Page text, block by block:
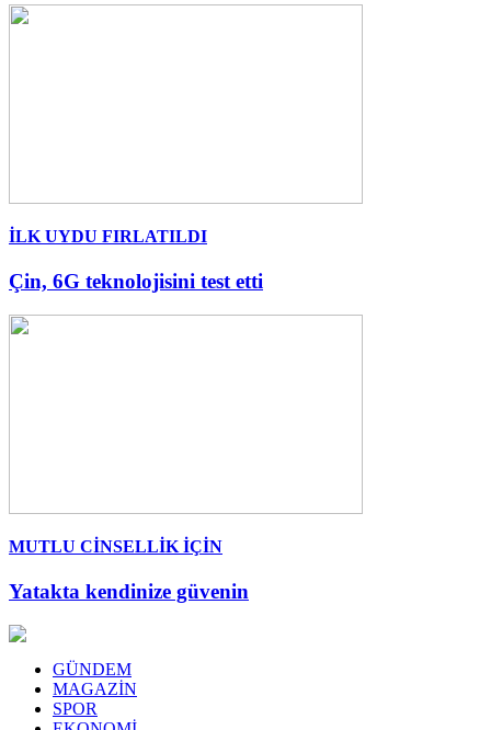
İLK UYDU FIRLATILDI
Çin, 6G teknolojisini test etti
MUTLU CİNSELLİK İÇİN
Yatakta kendinize güvenin
GÜNDEM
MAGAZİN
SPOR